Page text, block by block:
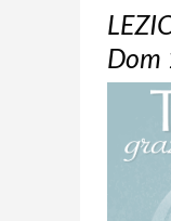
Dom